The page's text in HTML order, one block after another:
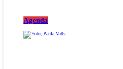
Agenda